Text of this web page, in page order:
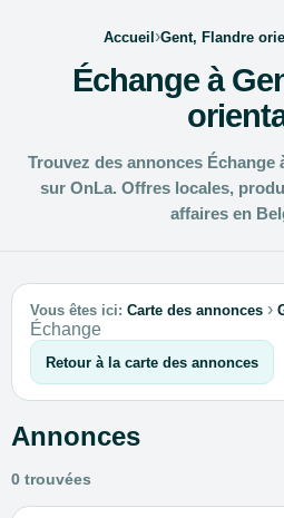
Accueil›Gent, Flandre
Échange à
Trouvez des annonces Échange
sur OnLa. Offres locales,
affaires en
Vous êtes ici: Carte des annonces ›
Échange
Retour à la carte des annonces
Annonces
0 trouvées